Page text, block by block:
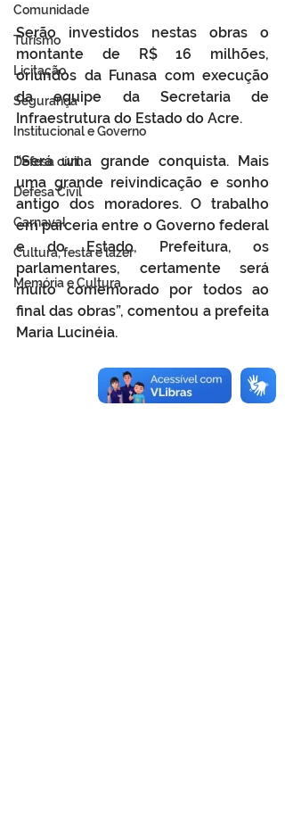
Comunidade
Turismo
Licitação
Segurança
Institucional e Governo
Defesa cívil
Defesa Civil
Carnaval
Cultura, festa e lazer
Memória e Cultura
Serão investidos nestas obras o
montante de R$ 16 milhões,
oriundos da Funasa com execução
da equipe da Secretaria de
Infraestrutura do Estado do Acre.
“Será uma grande conquista. Mais
uma grande reivindicação e sonho
antigo dos moradores. O trabalho
em parceria entre o Governo federal
e do Estado, Prefeitura, os
parlamentares, certamente será
muito comemorado por todos ao
final das obras”, comentou a prefeita
Maria Lucinéia.